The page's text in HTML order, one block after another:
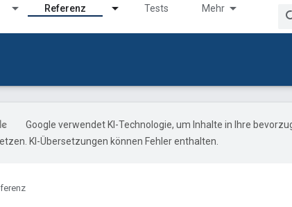
Referenz Tests Mehr
Google verwendet KI-Technologie, um Inhalte in Ihre
KI-Übersetzungen können Fehler enthalten.